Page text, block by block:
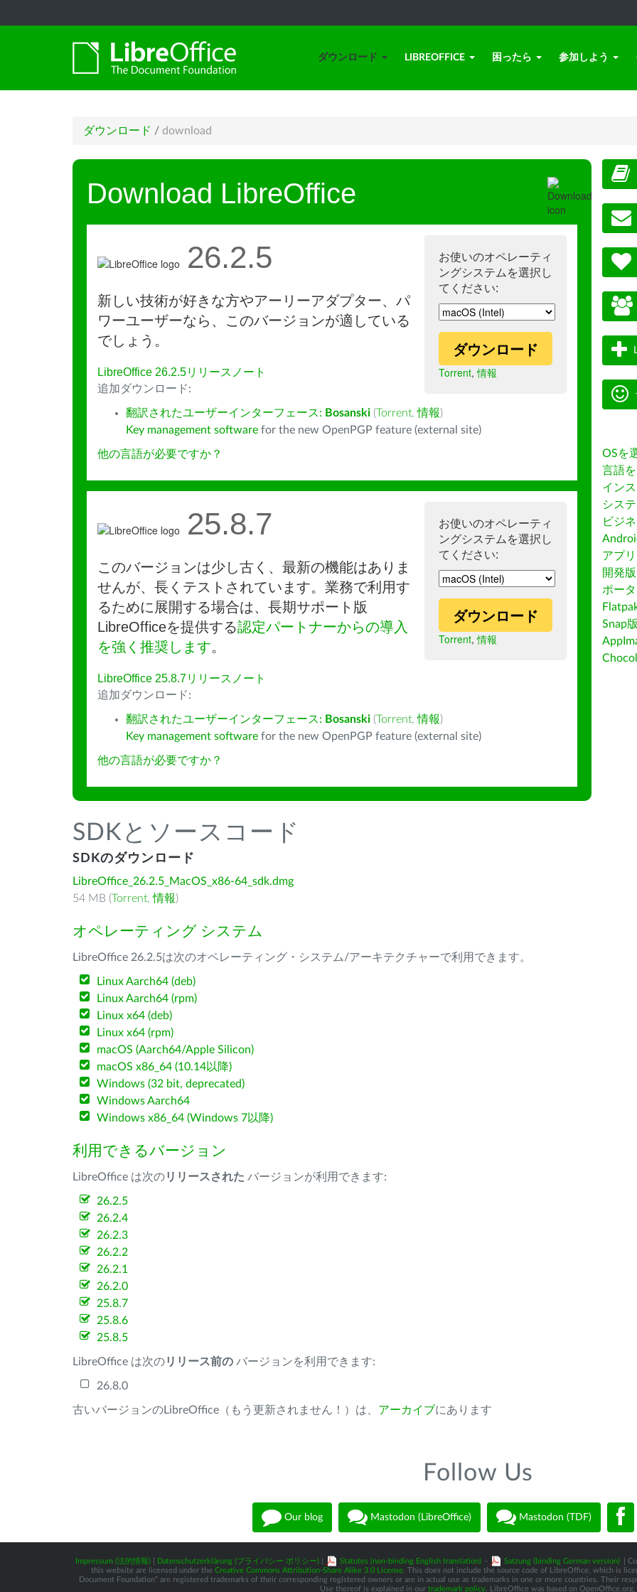
ダウンロード LIBREOFFICE 困ったら 参加しよう
ダウンロード / download
Download LibreOffice
お使いのオペレーティ
ングシステムを選択し
てください:
ダウンロード
Torrent,情報
26.2.5
新しい技術が好きな方やアーリーアダプター、パ
ワーユーザーなら、このバージョンが適している
でしょう。
LibreOffice 26.2.5リリースノート
追加ダウンロード:
翻訳されたユーザーインターフェース: Bosanski (Torrent,情報)
Key management software for the new OpenPGP feature (external site)
他の言語が必要ですか？
お使いのオペレーティ
ングシステムを選択し
てください:
ダウンロード
Torrent,情報
25.8.7
このバージョンは少し古く、最新の機能はありま
せんが、長くテストされています。業務で利用す
るために展開する場合は、長期サポート版
LibreOfficeを提供する認定パートナーからの導入
を強く推奨します。
LibreOffice 25.8.7リリースノート
追加ダウンロード:
翻訳されたユーザーインターフェース: Bosanski (Torrent,情報)
Key management software for the new OpenPGP feature (external site)
他の言語が必要ですか？
SDKとソースコード
SDKのダウンロード
LibreOffice_26.2.5_MacOS_x86-64_sdk.dmg
54 MB (Torrent,情報)
オペレーティング システム
LibreOffice 26.2.5は次のオペレーティング・システム/アーキテクチャーで利用できます。
Linux Aarch64 (deb)
Linux Aarch64 (rpm)
Linux x64 (deb)
Linux x64 (rpm)
macOS (Aarch64/Apple Silicon)
macOS x86_64 (10.14以降)
Windows (32 bit, deprecated)
Windows Aarch64
Windows x86_64 (Windows 7以降)
利用できるバージョン
LibreOffice は次のリリースされた バージョンが利用できます:
26.2.5
26.2.4
26.2.3
26.2.2
26.2.1
26.2.0
25.8.7
25.8.6
25.8.5
LibreOffice は次のリリース前の バージョンを利用できます:
26.8.0
古いバージョンのLibreOffice（もう更新されません！）は、 アーカイブにあります
OSを
言語
イン
シス
ビジ
アプ
開発版
ポー
Snap版
Follow Us
Our blog Mastodon (LibreOffice) Mastodon (TDF)
Impressum (法的情報) Datenschutzerklärung (プライバシー ポリシー) Statutes (non-binding English translation) - Satzung (binding German version)
|
this website are licensed under the Creative Commons Attribution-Share Alike 3.0 License. This does not include the source code of LibreOffice, which is
Document Foundation” are registered trademarks of their corresponding registered owners or are in actual use as trademarks in one or more countries. Their
Use thereof is explained in our trademark policy . LibreOffice was based on OpenOffice.org.